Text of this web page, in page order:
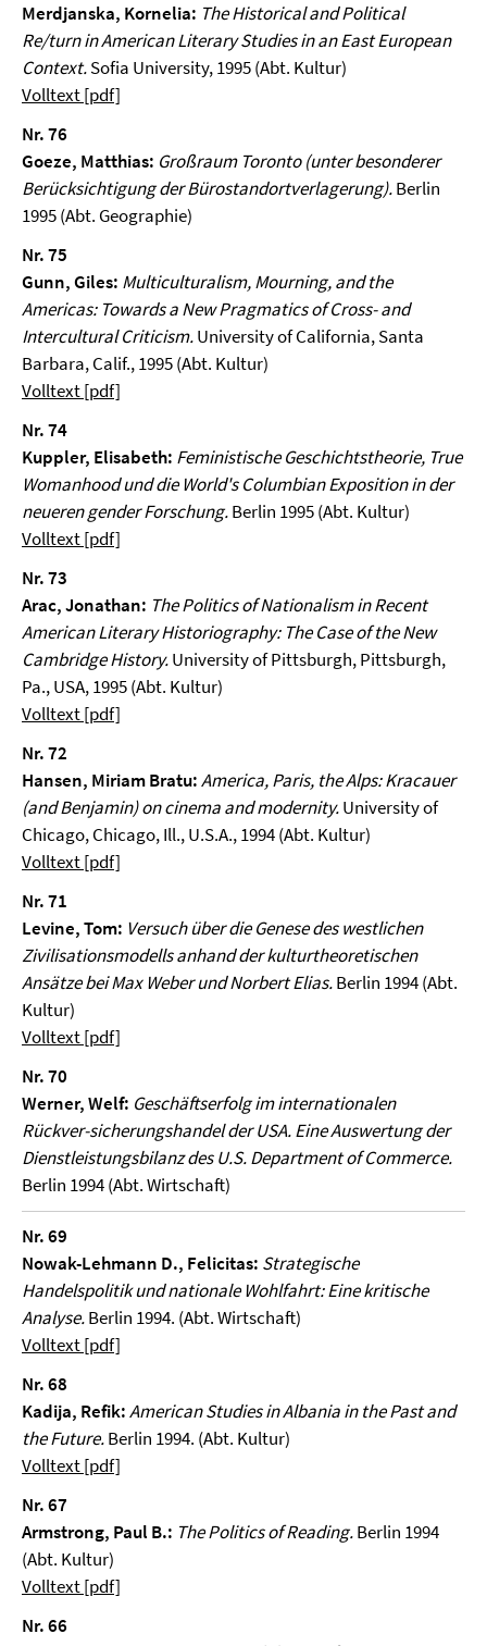
Merdjanska, Kornelia: The Historical and Political
Re/turn in American Literary Studies in an East European
Context.Sofia University, 1995 (Abt. Kultur)
Volltext [pdf]
Nr. 76
Goeze, Matthias: Großraum Toronto (unter besonderer
Berücksichtigung der Bürostandortverlagerung).Berlin
1995 (Abt. Geographie)
Nr. 75
Gunn, Giles: Multiculturalism, Mourning, and the
Americas: Towards a New Pragmatics of Cross- and
Intercultural Criticism.University of California, Santa
Barbara, Calif., 1995 (Abt. Kultur)
Volltext [pdf]
Nr. 74
Kuppler, Elisabeth: Feministische Geschichtstheorie, True
Womanhood und die World's Columbian Exposition in der
neueren gender Forschung.Berlin 1995 (Abt. Kultur)
Volltext [pdf]
Nr. 73
Arac, Jonathan: The Politics of Nationalism in Recent
American Literary Historiography: The Case of the New
Cambridge History.University of Pittsburgh, Pittsburgh,
Pa., USA, 1995 (Abt. Kultur)
Volltext [pdf]
Nr. 72
Hansen, Miriam Bratu:America, Paris, the Alps: Kracauer
(and Benjamin) on cinema and modernity.University of
Chicago, Chicago, Ill., U.S.A., 1994 (Abt. Kultur)
Volltext [pdf]
Nr. 71
Levine, Tom: Versuch über die Genese des westlichen
Zivilisationsmodells anhand der kulturtheoretischen
Ansätze bei Max Weber und Norbert Elias.Berlin 1994 (Abt.
Kultur)
Volltext [pdf]
Nr. 70
Werner, Welf: Geschäftserfolg im internationalen
Rückver-sicherungshandel der USA. Eine Auswertung der
Dienstleistungsbilanz des U.S. Department of Commerce.
Berlin 1994 (Abt. Wirtschaft)
Nr. 69
Nowak-Lehmann D., Felicitas: Strategische
Handelspolitik und nationale Wohlfahrt: Eine kritische
Analyse.Berlin 1994. (Abt. Wirtschaft)
Volltext [pdf]
Nr. 68
Kadija, Refik:American Studies in Albania in the Past and
the Future.Berlin 1994. (Abt. Kultur)
Volltext [pdf]
Nr. 67
Armstrong, Paul B.: The Politics of Reading.Berlin 1994
(Abt. Kultur)
Volltext [pdf]
Nr. 66